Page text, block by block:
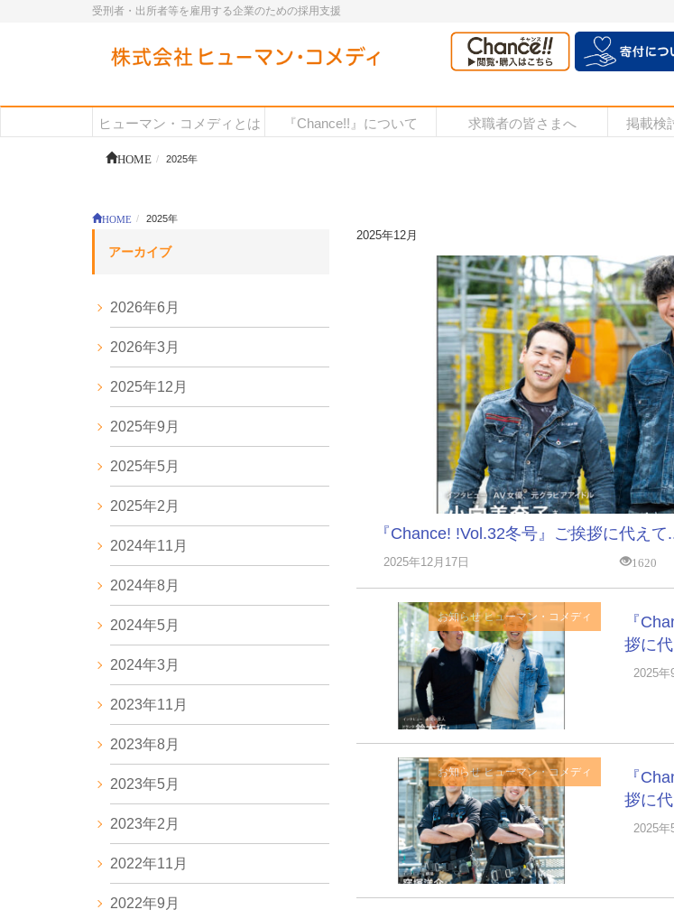
受刑者・出所者等を雇用する企業のための採用支援
ヒューマン・コメディとは 『Chance!!』について 求職者の皆さまへ 掲載検
HOME 2025年
HOME 2025年
2025年12月
『Chance! !Vol.32冬号』ご挨拶に代えて
2025年12月17日 1620
お知らせ ヒューマン・コメディ
『
拶に
2025年
お知らせ ヒューマン・コメディ
『
拶に
2025年
アーカイブ
2026年6月
2026年3月
2025年12月
2025年9月
2025年5月
2025年2月
2024年11月
2024年8月
2024年5月
2024年3月
2023年11月
2023年8月
2023年5月
2023年2月
2022年11月
2022年9月